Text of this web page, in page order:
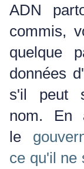
ADN
commis,
quelque
données
s'il peut
nom. En
le
ce qu'il ne